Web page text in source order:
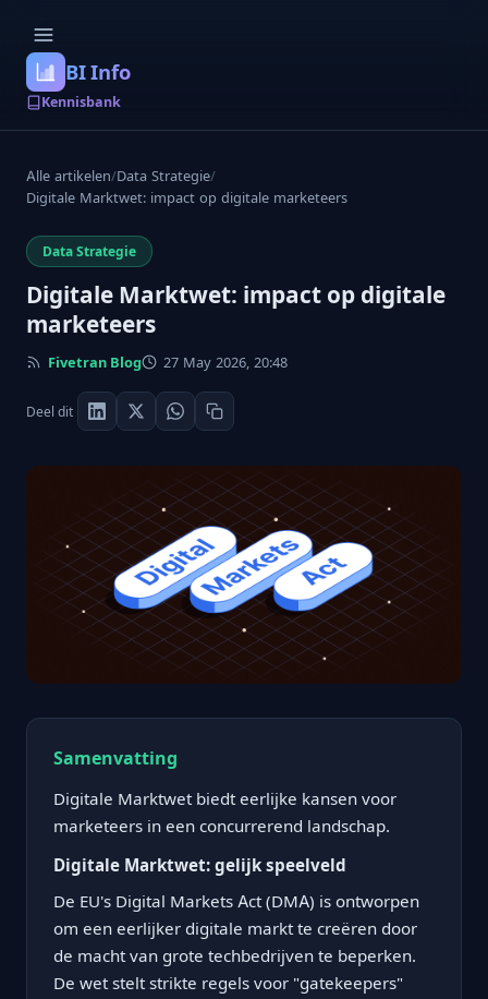
BI Info
Kennisbank
Alle artikelen/Data Strategie/
Digitale Marktwet: impact op digitale marketeers
Data Strategie
Digitale Marktwet: impact op digitale
marketeers
Fivetran Blog 27 May 2026, 20:48
Deel dit
Samenvatting
Digitale Marktwet biedt eerlijke kansen voor
marketeers in een concurrerend landschap.
Digitale Marktwet: gelijk speelveld
De EU's Digital Markets Act (DMA) is ontworpen
om een eerlijker digitale markt te creëren door
de macht van grote techbedrijven te beperken.
De wet stelt strikte regels voor "gatekeepers"